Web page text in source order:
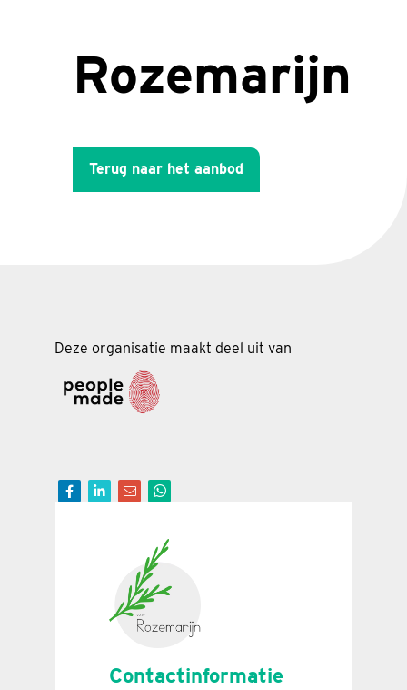
Rozemarijn
Terug naar het aanbod
Deze organisatie maakt deel uit van
Contactinformatie